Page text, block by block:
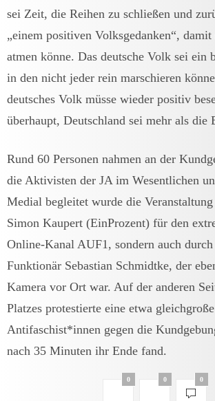
sei Zeit, die Reihen zu schließen und
„einem positiven Volksgedanken“,
atmen könne. Das deutsche Volk sei ein
in den nicht jeder rein marschieren
deutsches Volk müsse wieder positiv
überhaupt, Deutschland sei mehr als die
Rund 60 Personen nahmen an der
die Aktivisten der JA im Wesentlichen
Medial begleitet wurde die
Simon Kaupert (EinProzent) für den
Online-Kanal AUF1, sondern auch
Funktionär Sebastian Schmidtke, der
Kamera vor Ort war. Auf der anderen
Platzes protestierte eine etwa
Antifaschist*innen gegen die
nach 35 Minuten ihr Ende fand.
0 0 0